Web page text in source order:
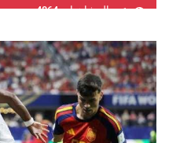
عدد المشاهدات 4864